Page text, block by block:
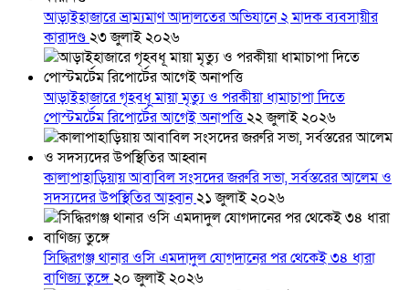
আড়াইহাজারে ভ্রাম্যমাণ আদালতের অভিযানে ২ মাদক ব্যবসায়ীর
কারাদণ্ড২৩ জুলাই ২০২৬
আড়াইহাজারে গৃহবধূ মায়া মৃত্যু ও পরকীয়া ধামাচাপা দিতে
পোস্টমর্টেম রিপোর্টের আগেই অনাপত্তি২২ জুলাই ২০২৬
কালাপাহাড়িয়ায় আবাবিল সংসদের জরুরি সভা, সর্বস্তরের আলেম ও
সদস্যদের উপস্থিতির আহ্বান২১ জুলাই ২০২৬
সিদ্ধিরগঞ্জ থানার ওসি এমদাদুল যোগদানের পর থেকেই ৩৪ ধারা
বাণিজ্য তুঙ্গে২০ জুলাই ২০২৬